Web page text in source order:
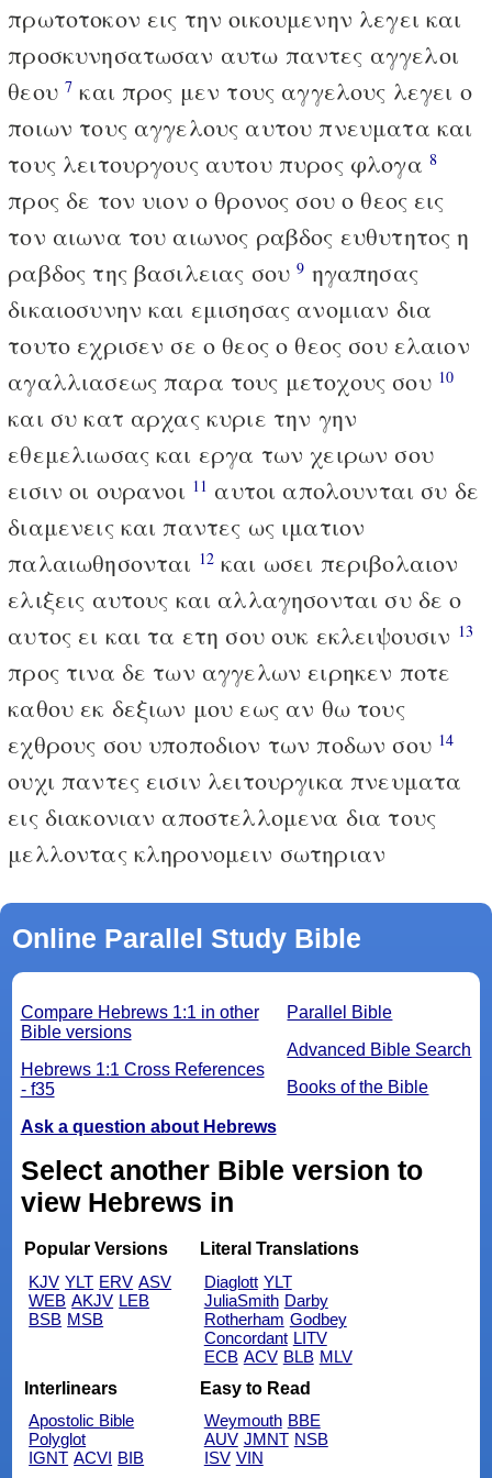
πρωτοτοκον εις την οικουμενην λεγει και
προσκυνησατωσαν αυτω παντες αγγελοι
θεου7 και προς μεν τους αγγελους λεγει ο
ποιων τους αγγελους αυτου πνευματα και
τους λειτουργους αυτου πυρος φλογα 8
προς δε τον υιον ο θρονος σου ο θεος εις
τον αιωνα του αιωνος ραβδος ευθυτητος η
ραβδος της βασιλειας σου9 ηγαπησας
δικαιοσυνην και εμισησας ανομιαν δια
τουτο εχρισεν σε ο θεος ο θεος σου ελαιον
αγαλλιασεως παρα τους μετοχους σου 10
και συ κατ αρχας κυριε την γην
εθεμελιωσας και εργα των χειρων σου
εισιν οι ουρανοι 11 αυτοι απολουνται συ δε
διαμενεις και παντες ως ιματιον
παλαιωθησονται 12και ωσει περιβολαιον
ελιξεις αυτους και αλλαγησονται συ δε ο
αυτος ει και τα ετη σου ουκ εκλειψουσιν 13
προς τινα δε των αγγελων ειρηκεν ποτε
καθου εκ δεξιων μου εως αν θω τους
εχθρους σου υποποδιον των ποδων σου 14
ουχι παντες εισιν λειτουργικα πνευματα
εις διακονιαν αποστελλομενα δια τους
μελλοντας κληρονομειν σωτηριαν
Online Parallel Study Bible
Parallel Bible
Advanced Bible Search
Books of the Bible
Compare Hebrews 1:1 in other
Bible versions
Hebrews 1:1 Cross References
- f35
Ask a question about Hebrews
Select another Bible version to
view Hebrews in
Popular Versions
KJV YLT ERV ASV
WEB AKJV LEB
BSB MSB
Literal Translations
Diaglott YLT
JuliaSmith Darby
Rotherham Godbey
Concordant LITV
ECB ACV BLB MLV
Interlinears
Apostolic Bible
Polyglot
IGNT ACVI BIB
Easy to Read
Weymouth BBE
AUV JMNT NSB
ISV VIN